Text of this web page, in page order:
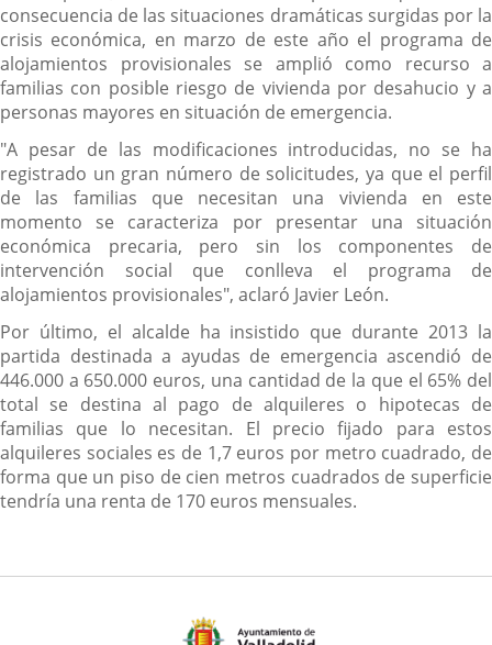
consecuencia de las situaciones dramáticas surgidas por la
crisis económica, en marzo de este año el programa de
alojamientos provisionales se amplió como recurso a
familias con posible riesgo de vivienda por desahucio y a
personas mayores en situación de emergencia.
"A pesar de las modificaciones introducidas, no se ha
registrado un gran número de solicitudes, ya que el perfil
de las familias que necesitan una vivienda en este
momento se caracteriza por presentar una situación
económica precaria, pero sin los componentes de
intervención social que conlleva el programa de
alojamientos provisionales", aclaró Javier León.
Por último, el alcalde ha insistido que durante 2013 la
partida destinada a ayudas de emergencia ascendió de
446.000 a 650.000 euros, una cantidad de la que el 65% del
total se destina al pago de alquileres o hipotecas de
familias que lo necesitan. El precio fijado para estos
alquileres sociales es de 1,7 euros por metro cuadrado, de
forma que un piso de cien metros cuadrados de superficie
tendría una renta de 170 euros mensuales.